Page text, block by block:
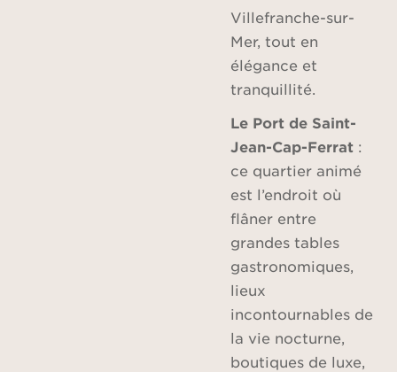
Villefranche-sur-
Mer, tout en
élégance et
tranquillité.
Le Port de Saint-
Jean-Cap-Ferrat :
ce quartier animé
est l’endroit où
flâner entre
grandes tables
gastronomiques,
lieux
incontournables de
la vie nocturne,
boutiques de luxe,